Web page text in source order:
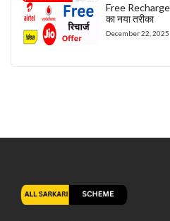
Free
का नया तरीका
December 22, 2025